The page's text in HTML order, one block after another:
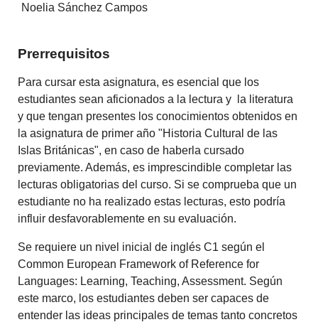
Noelia Sánchez Campos
Prerrequisitos
Para cursar esta asignatura, es esencial que los
estudiantes sean aficionados a la lectura y la literatura
y que tengan presentes los conocimientos obtenidos en
la asignatura de primer año "Historia Cultural de las
Islas Británicas", en caso de haberla cursado
previamente. Además, es imprescindible completar las
lecturas obligatorias del curso. Si se comprueba que un
estudiante no ha realizado estas lecturas, esto podría
influir desfavorablemente en su evaluación.
Se requiere un nivel inicial de inglés C1 según el
Common European Framework of Reference for
Languages: Learning, Teaching, Assessment. Según
este marco, los estudiantes deben ser capaces de
entender las ideas principales de temas tanto concretos